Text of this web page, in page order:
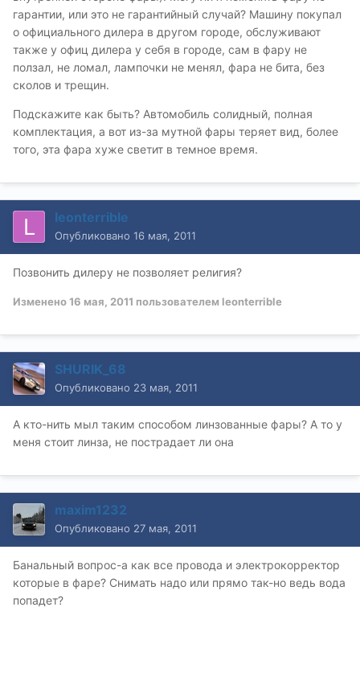
гарантии, или это не гарантийный случай? Машину покупал
о официального дилера в другом городе, обслуживают
также у офиц дилера у себя в городе, сам в фару не
ползал, не ломал, лампочки не менял, фара не бита, без
сколов и трещин.
Подскажите как быть? Автомобиль солидный, полная
комплектация, а вот из-за мутной фары теряет вид, более
того, эта фара хуже светит в темное время.
leonterrible
Опубликовано 16 мая, 2011
Позвонить дилеру не позволяет религия?
Изменено16 мая, 2011 пользователем leonterrible
SHURIK_68
Опубликовано 23 мая, 2011
А кто-нить мыл таким способом линзованные фары? А то у
меня стоит линза, не пострадает ли она
maxim1232
Опубликовано 27 мая, 2011
Банальный вопрос-а как все провода и электрокорректор
которые в фаре? Снимать надо или прямо так-но ведь вода
попадет?